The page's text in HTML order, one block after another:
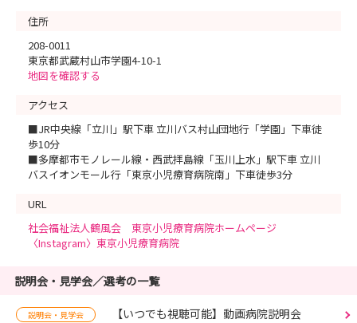
住所
208-0011
東京都武蔵村山市学園4-10-1
地図を確認する
アクセス
■JR中央線「立川」駅下車 立川バス村山団地行「学園」下車徒
歩10分
■多摩都市モノレール線・西武拝島線「玉川上水」駅下車 立川
バスイオンモール行「東京小児療育病院南」下車徒歩3分
URL
社会福祉法人鶴風会 東京小児療育病院ホームページ
〈Instagram〉東京小児療育病院
説明会・見学会／選考の一覧
説明会・見学会 【いつでも視聴可能】動画病院説明会